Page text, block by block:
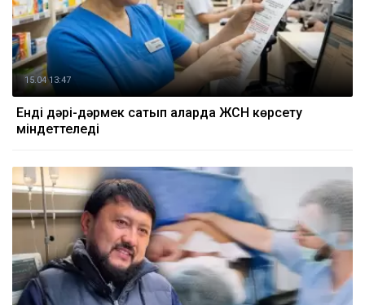
15.04 13:47
Енді дәрі-дәрмек сатып аларда ЖСН көрсету
міндеттеледі